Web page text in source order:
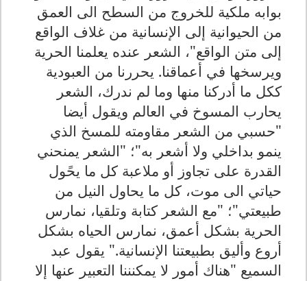
بوابه ملكية للخروج من السطح الى العمق
من الحيوانية إلى الإنسانية من غلاف الواقع
إلى متن الواقع"، الشعر عنده يعلمنا الحرية
ويرسخها في أعماقنا. يحررنا من العبودية
ككل ما أدركنا منها وما لم ندرك، الشعر
يحارب المسوخ في العالم ويقول أيضا
"حسبي من الشعر مقاومته للمسخ الذي
ينمو بداخلي ولا أشعر به"؛ "الشعر يمنحني
القدرة على تجاوز أو ملاعبة كل ما يحًول
حياتي الى موت، كل ما يحاول النيل من
طبيعتي"؛ "مع الشعر كتابة وتلقيا، نمارس
الحرية بشكل أعمق، نمارس الحياه بشكل
أروع وأليق بطبيعتنا الإنسانية." يقول عبد
السميع "هناك أمور لا يمكنننا التعبير عنها إلا